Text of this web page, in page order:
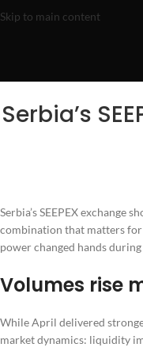
Skip to main content
Serbia’s
Serbia’s SEEPEX
combination that matters
power changed hands
Volumes rise
While April delivered
market dynamics: liquidity